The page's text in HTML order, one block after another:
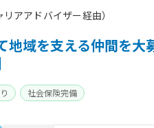
アアドバイザー経由）
域を支える仲間を大
社会保険完備